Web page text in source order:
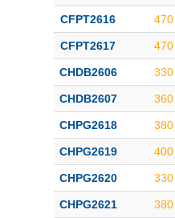
CFPT2616 470
CFPT2617 470
CHDB2606 330
CHDB2607 360
CHPG2618 380
CHPG2619 400
CHPG2620 330
CHPG2621 380